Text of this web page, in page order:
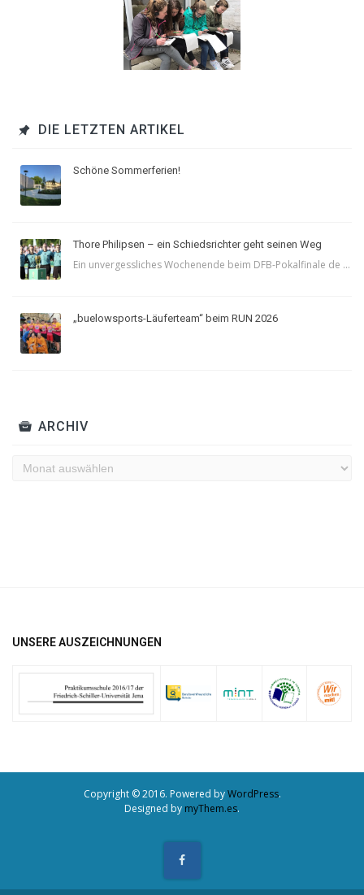
DIE LETZTEN ARTIKEL
Schöne Sommerferien!
Thore Philipsen – ein Schiedsrichter geht seinen Weg
Ein unvergessliches Wochenende beim DFB-Pokalfinale de ...
„buelowsports-Läuferteam“ beim RUN 2026
ARCHIV
Archiv
UNSERE AUSZEICHNUNGEN
Copyright © 2016. Powered byWordPress.
Designed by myThem.es.